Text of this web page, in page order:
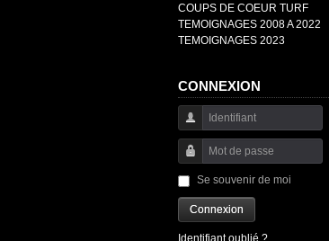
COUPS DE COEUR TURF
TEMOIGNAGES 2008 A 2022
TEMOIGNAGES 2023
CONNEXION
Identifiant
Mot de passe
Se souvenir de moi
Connexion
Identifiant oublié ?